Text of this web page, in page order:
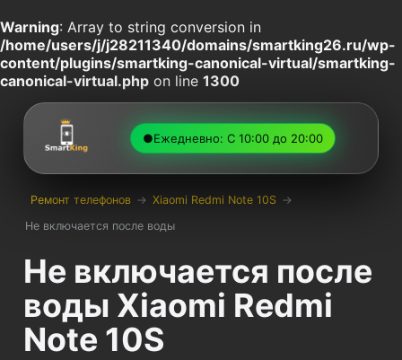
Warning: Array to string conversion in
/home/users/j/j28211340/domains/smartking26.ru/wp-
content/plugins/smartking-canonical-virtual/smartking-
canonical-virtual.php on line 1300
●Ежедневно: С 10:00 до 20:00
Ремонт телефонов → Xiaomi Redmi Note 10S →
Не включается после воды
Не включается после
воды Xiaomi Redmi
Note 10S